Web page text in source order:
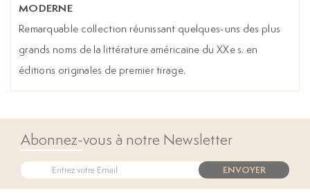
MODERNE
Remarquable collection réunissant quelques-uns des plus
grands noms de la littérature américaine du XXe s. en
éditions originales de premier tirage.
Abonnez-vous à notre Newsletter
ENVOYER